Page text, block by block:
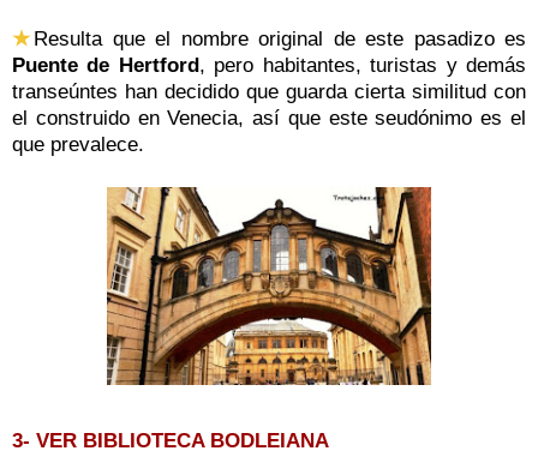
★Resulta que el nombre original de este pasadizo es
Puente de Hertford, pero habitantes, turistas y demás
transeúntes han decidido que guarda cierta similitud con
el construido en Venecia, así que este seudónimo es el
que prevalece.
3- VER BIBLIOTECA BODLEIANA